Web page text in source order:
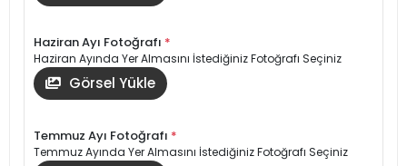
Haziran Ayı Fotoğrafı *
Haziran Ayında Yer Almasını İstediğiniz Fotoğrafı Seçiniz
Görsel Yükle
Temmuz Ayı Fotoğrafı *
Temmuz Ayında Yer Almasını İstediğiniz Fotoğrafı Seçiniz